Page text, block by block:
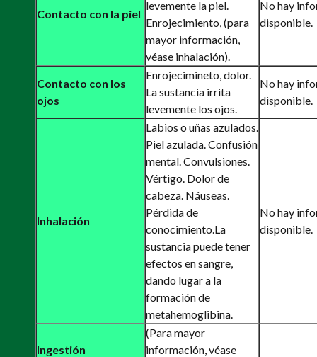
Contacto con la piel
levemente la piel.
Enrojecimiento, (para
mayor información,
véase inhalación).
No hay
disponible.
Contacto con los
ojos
Enrojecimineto, dolor.
La sustancia irrita
levemente los ojos.
No hay
disponible.
Inhalación
Labios o uñas azulados.
Piel azulada. Confusión
mental. Convulsiones.
Vértigo. Dolor de
cabeza. Náuseas.
Pérdida de
conocimiento.La
sustancia puede tener
efectos en sangre,
dando lugar a la
formación de
metahemoglibina.
No hay
disponible.
Ingestión
(Para mayor
información, véase